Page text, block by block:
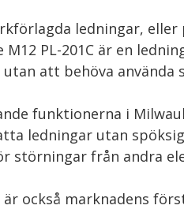
ledningar,
M12 PL-201C är en
att behöva använda
funktionerna i
ledningar utan
störningar från andra
är också marknadens